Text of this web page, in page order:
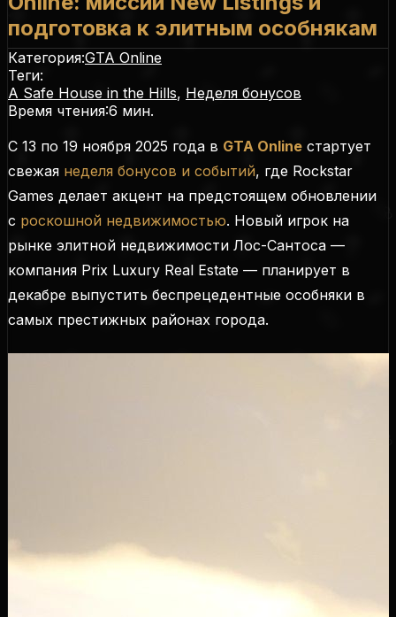
подготовка к элитным особнякам
Категория:GTA Online
Теги:
A Safe House in the Hills, Неделя бонусов
Время чтения:6 мин.
С 13 по 19 ноября 2025 года в GTA Online стартует
свежая неделя бонусов и событий, где Rockstar
Games делает акцент на предстоящем обновлении
с роскошной недвижимостью. Новый игрок на
рынке элитной недвижимости Лос-Сантоса —
компания Prix Luxury Real Estate — планирует в
декабре выпустить беспрецедентные особняки в
самых престижных районах города.